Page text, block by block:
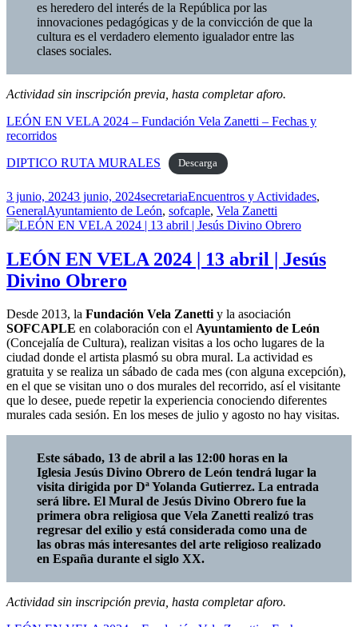
es heredero del interés de la República por las
innovaciones pedagógicas y de la convicción de que la
cultura es el verdadero elemento igualador entre las
clases sociales.
Actividad sin inscripción previa, hasta completar aforo.
LEÓN EN VELA 2024 – Fundación Vela Zanetti – Fechas y
recorridos
DIPTICO RUTA MURALES
Descarga
Publicado
el
3 junio, 20243 junio, 2024Autor
secretariaCategorías
Encuentros y Actividades,
GeneralEtiquetas
Ayuntamiento de León, sofcaple, Vela Zanetti
LEÓN EN VELA 2024 | 13 abril | Jesús
Divino Obrero
Desde 2013, la Fundación Vela Zanettiy la asociación
SOFCAPLE en colaboración con el Ayuntamiento de León
(Concejalía de Cultura), realizan visitas a los ocho lugares de la
ciudad donde el artista plasmó su obra mural. La actividad es
gratuita y se realiza un sábado de cada mes (con alguna excepción),
en el que se visitan uno o dos murales del recorrido, así el visitante
que lo desee, puede repetir la experiencia conociendo diferentes
murales cada sesión. En los meses de julio y agosto no hay visitas.
Este sábado, 13 de abril a las 12:00 horas en la
Iglesia Jesús Divino Obrero de León tendrá lugar la
visita dirigida por Dª Yolanda Gutierrez. La entrada
será libre. El Mural de Jesús Divino Obrero fue la
primera obra religiosa que Vela Zanetti realizó tras
regresar del exilio y está considerada como una de
las obras más interesantes del arte religioso realizado
en España durante el siglo XX.
Actividad sin inscripción previa, hasta completar aforo.